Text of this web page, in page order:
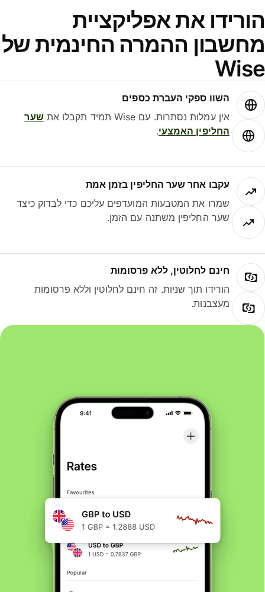
את אפליקציית
ההמרה החינמית של
השוו ספקי העברת כספים
אין עמלות נסתרות. עם Wise תמיד תקבלו את
שער
החליפין האמצעי.
עקבו אחר שער החליפין בזמן אמת
שמרו את המטבעות המועדפים עליכם כדי לבדוק כיצד
שער החליפין משתנה עם הזמן.
חינם לחלוטין, ללא פרסומות
הורידו תוך שניות. זה חינם לחלוטין וללא פרסומות
מעצבנות.